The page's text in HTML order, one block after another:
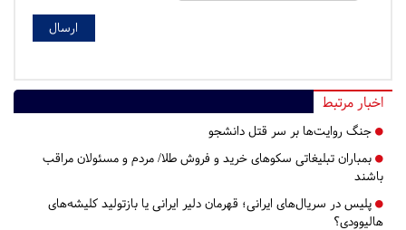
اخبار مرتبط
جنگ روایت‌ها بر سر قتل دانشجو
بمباران تبلیغاتی سکوهای خرید و فروش طلا/ مردم و مسئولان مراقب
باشند
پلیس در سریال‌های ایرانی؛ قهرمان دلیر ایرانی یا بازتولید کلیشه‌های
هالیوودی؟